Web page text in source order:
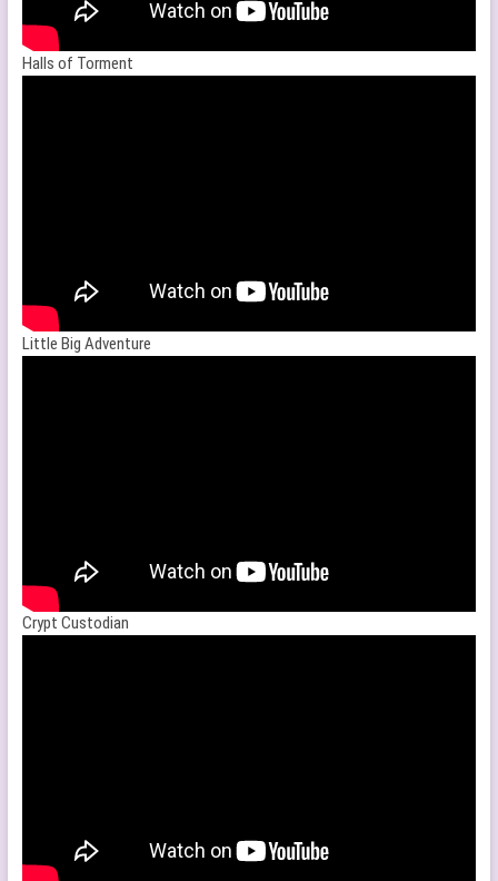
Halls of Torment
Little Big Adventure
Crypt Custodian